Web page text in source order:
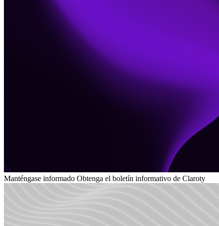
Manténgase informado Obtenga el boletín informativo de Claroty